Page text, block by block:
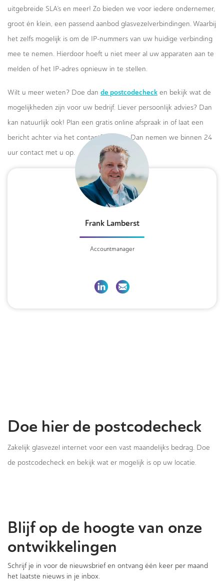
uitgebreide SLA’s en meer! Zo bieden we voor iedere ondernemer,
groot én klein, een passend aanbod glasvezelverbindingen. Waarbij
het zelfs mogelijk is om de IP-nummers van uw huidige verbinding
mee te nemen. Hierdoor hoeft u niet meer al uw apparaten aan te
melden of het IP-adres opnieuw in te stellen.
Wilt u meer weten? Doe dan de postcodecheck en bekijk wat de
mogelijkheden zijn voor uw bedrijf. Liever persoonlijk advies? Dan
kan natuurlijk ook! Plan een gratis online afspraak in of laat een
bericht achter via het contactformulier. Dan nemen we binnen 24
uur contact met u op.
Frank Lamberst
Accountmanager
Doe hier de postcodecheck
Zakelijk glasvezel internet voor een vast maandelijks bedrag. Doe
de postcodecheck en bekijk wat er mogelijk is op uw locatie.
Blijf op de hoogte van onze
ontwikkelingen
Schrijf je in voor de nieuwsbrief en ontvang één keer per maand
het laatste nieuws in je inbox.